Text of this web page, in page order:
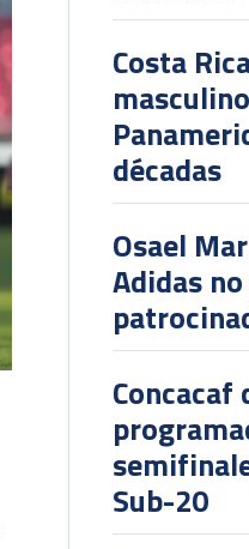
Costa
décadas
Osael
Adidas
Sub-20